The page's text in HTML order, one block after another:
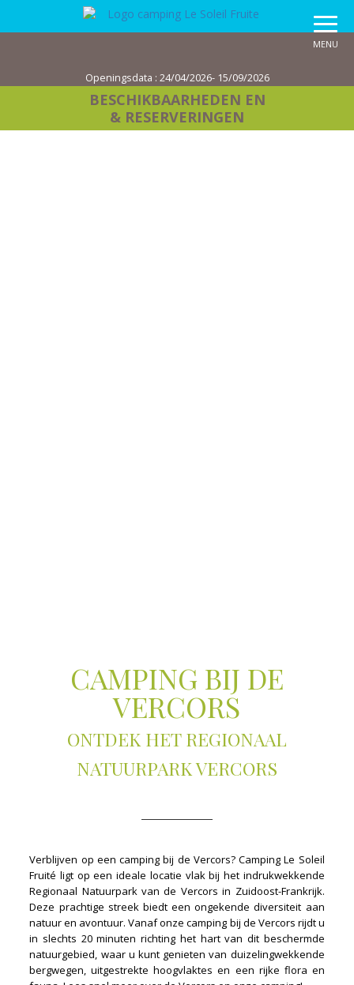
MENU
Openingsdata : 24/04/2026- 15/09/2026
BESCHIKBAARHEDEN EN
& RESERVERINGEN
CAMPING BIJ DE
VERCORS
ONTDEK HET REGIONAAL
NATUURPARK VERCORS
Verblijven op een camping bij de Vercors? Camping Le Soleil
Fruité ligt op een ideale locatie vlak bij het indrukwekkende
Regionaal Natuurpark van de Vercors in Zuidoost-Frankrijk.
Deze prachtige streek biedt een ongekende diversiteit aan
natuur en avontuur. Vanaf onze camping bij de Vercors rijdt u
in slechts 20 minuten richting het hart van dit beschermde
natuurgebied, waar u kunt genieten van duizelingwekkende
bergwegen, uitgestrekte hoogvlaktes en een rijke flora en